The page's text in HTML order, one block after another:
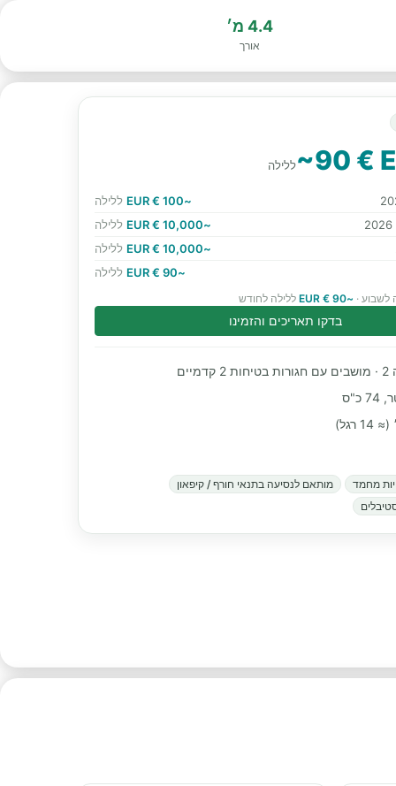
4.4 מ׳
אורך
~90 €ללילה
~100 € EUR
ללילה
~10,000 € EUR
ללילה
~10,000 € EUR
ללילה
~90 € EUR
ללילה
לשבוע · ~90 € EUR ללילה לחודש
בדקו תאריכים והזמינו
מחמד
מותאם לנסיעה בתנאי חורף / קיפאון